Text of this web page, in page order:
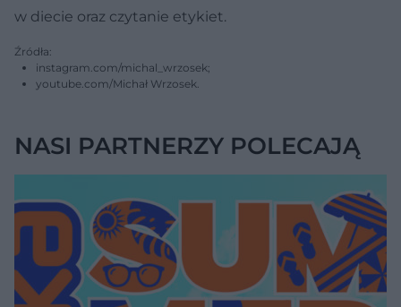
w diecie oraz czytanie etykiet.
Źródła:
instagram.com/michal_wrzosek;
youtube.com/Michał Wrzosek.
NASI PARTNERZY POLECAJĄ